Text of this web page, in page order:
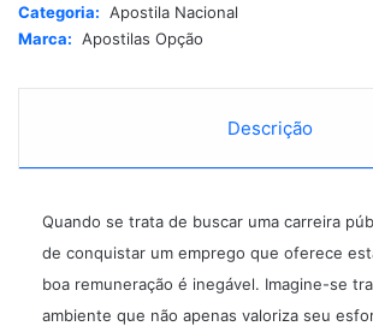
Categoria: Apostila Nacional
Marca: Apostilas Opção
Descrição
Quando se trata de buscar uma carreira
de conquistar um emprego que oferece
boa remuneração é inegável. Imagine-se
ambiente que não apenas valoriza seu